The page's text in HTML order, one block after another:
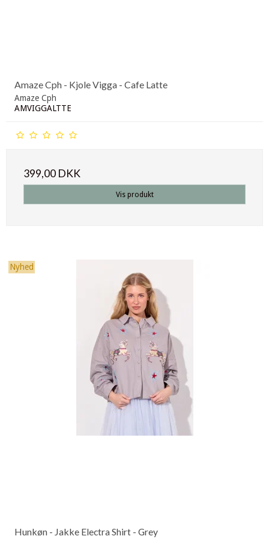
Amaze Cph - Kjole Vigga - Cafe Latte
Amaze Cph
AMVIGGALTTE
399,00 DKK
Vis produkt
Nyhed
Hunkøn - Jakke Electra Shirt - Grey